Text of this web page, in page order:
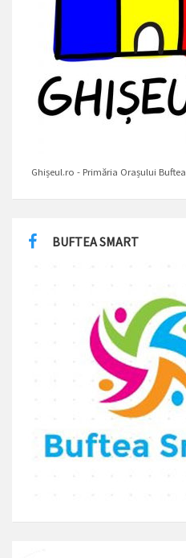
Ghișeul.ro - Primăria Orașului Buftea
BUFTEA SMART